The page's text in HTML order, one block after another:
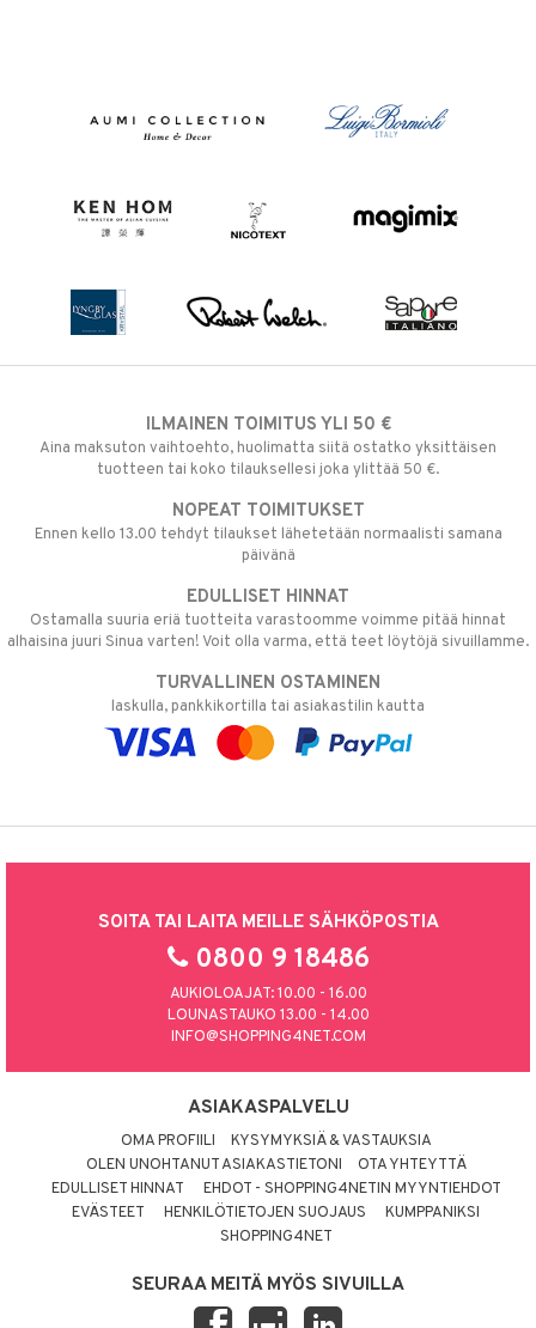
ILMAINEN TOIMITUS YLI 50 €
Aina maksuton vaihtoehto, huolimatta siitä ostatko yksittäisen
tuotteen tai koko tilauksellesi joka ylittää 50 €.
NOPEAT TOIMITUKSET
Ennen kello 13.00 tehdyt tilaukset lähetetään normaalisti samana
päivänä
EDULLISET HINNAT
Ostamalla suuria eriä tuotteita varastoomme voimme pitää hinnat
alhaisina juuri Sinua varten! Voit olla varma, että teet löytöjä sivuillamme.
TURVALLINEN OSTAMINEN
laskulla, pankkikortilla tai asiakastilin kautta
SOITA TAI LAITA MEILLE SÄHKÖPOSTIA
0800 9 18486
AUKIOLOAJAT: 10.00 - 16.00
LOUNASTAUKO 13.00 - 14.00
INFO@SHOPPING4NET.COM
ASIAKASPALVELU
OMA PROFIILI
KYSYMYKSIÄ & VASTAUKSIA
OLEN UNOHTANUT ASIAKASTIETONI
OTA YHTEYTTÄ
EDULLISET HINNAT
EHDOT - SHOPPING4NETIN MYYNTIEHDOT
EVÄSTEET
HENKILÖTIETOJEN SUOJAUS
KUMPPANIKSI
SHOPPING4NET
SEURAA MEITÄ MYÖS SIVUILLA